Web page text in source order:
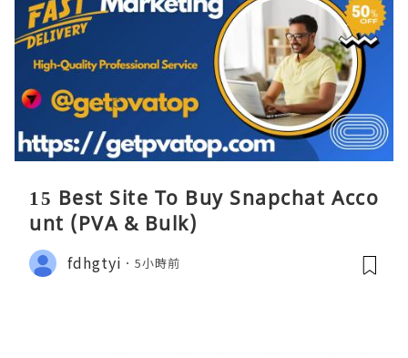
15 Best Site To Buy Snapchat Acco
unt (PVA & Bulk)
fdhgtyi 5小時前